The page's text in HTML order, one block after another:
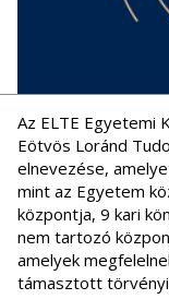
Az ELTE Egyetemi
Eötvös Loránd
elnevezése,
mint az Egyetem
központja, 9 kari
nem tartozó
amelyek
támasztott törvényi